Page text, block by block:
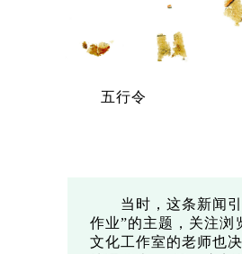
五行令
当时，这条新闻
作业”的主题，关注浏
文化工作室的老师也